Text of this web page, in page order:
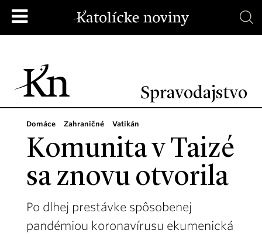
Spravodajstvo
Domáce Zahraničné Vatikán
Komunita v Taizé
sa znovu otvorila
Po dlhej prestávke spôsobenej
pandémiou koronavírusu ekumenická